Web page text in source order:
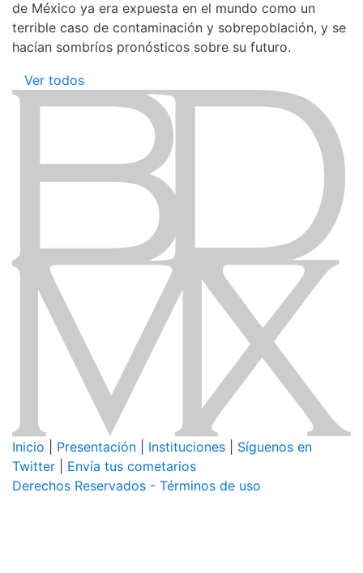
de México ya era expuesta en el mundo como un
terrible caso de contaminación y sobrepoblación, y se
hacían sombríos pronósticos sobre su futuro.
Ver todos
Inicio Presentación Instituciones
Síguenos en
Twitter
Envía tus cometarios
Derechos Reservados - Términos de uso